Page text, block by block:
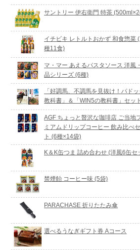
サントリー 伊右衛門 特茶
イチビキ レトルトおかず 和食惣菜
種11食)
マ・マー あえるパスタソース 洋風
品シリーズ (6種)
「好調馬、不調馬を見抜け！パド
教科書」＆「WIN5の教科書」セット
AGF ちょっと贅沢な珈琲店 ご当地
ミアムドリップコーヒー 飲み比べ
ト (6種×14袋)
K＆K缶つま 詰め合わせ (洋風6缶セ
禁煙飴 コーヒー味 (5袋)
PARACHASE 折りたたみ傘
選べるうなぎギフト券 Aコース